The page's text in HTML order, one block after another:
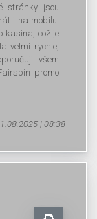
stránky jsou
i na mobilu.
kasina, což je
velmi rychle,
všem
promo
| 08:38